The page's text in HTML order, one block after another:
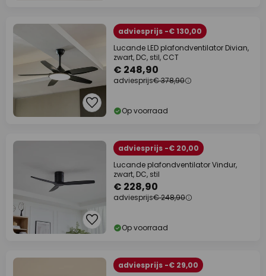
adviesprijs -€ 130,00
Lucande LED plafondventilator Divian,
zwart, DC, stil, CCT
€ 248,90
adviesprijs€ 378,90
Op voorraad
adviesprijs -€ 20,00
Lucande plafondventilator Vindur,
zwart, DC, stil
€ 228,90
adviesprijs€ 248,90
Op voorraad
adviesprijs -€ 29,00